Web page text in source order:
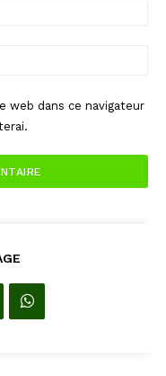
web dans ce navigateur